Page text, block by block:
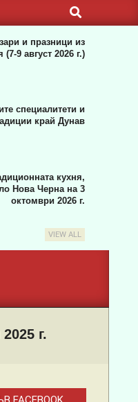
Search
и празници из
(7-9 август 2026 г.)
специалитети и
край Дунав
кухня,
Нова Черна на 3
октомври 2026 г.
VIEW ALL
г.